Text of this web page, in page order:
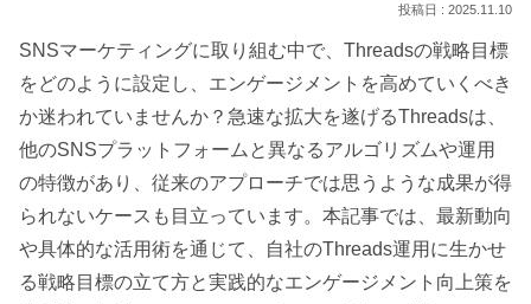
2025.11.10
SNSマーケティングに取り組む中で、Threadsの戦略目標
をどのように設定し、エンゲージメントを高めていくべき
か迷われていませんか？急速な拡大を遂げるThreadsは、
他のSNSプラットフォームと異なるアルゴリズムや運用
の特徴があり、従来のアプローチでは思うような成果が得
られないケースも目立っています。本記事では、最新動向
や具体的な活用術を通じて、自社のThreads運用に生かせ
る戦略目標の立て方と実践的なエンゲージメント向上策を